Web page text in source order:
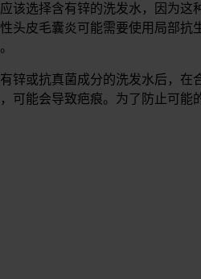
选择含有锌的洗发水，因为
头皮毛囊炎可能需要使用局部
锌或抗真菌成分的洗发水后，
能会导致疤痕。为了防止可能